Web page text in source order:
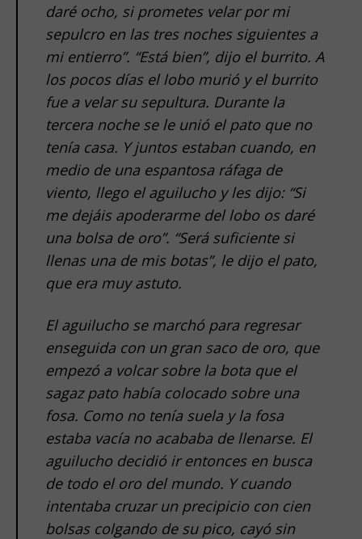
daré ocho, si prometes velar por mi
sepulcro en las tres noches siguientes a
mi entierro”. “Está bien”, dijo el burrito. A
los pocos días el lobo murió y el burrito
fue a velar su sepultura. Durante la
tercera noche se le unió el pato que no
tenía casa. Y juntos estaban cuando, en
medio de una espantosa ráfaga de
viento, llego el aguilucho y les dijo: “Si
me dejáis apoderarme del lobo os daré
una bolsa de oro”. “Será suficiente si
llenas una de mis botas”, le dijo el pato,
que era muy astuto.
El aguilucho se marchó para regresar
enseguida con un gran saco de oro, que
empezó a volcar sobre la bota que el
sagaz pato había colocado sobre una
fosa. Como no tenía suela y la fosa
estaba vacía no acababa de llenarse. El
aguilucho decidió ir entonces en busca
de todo el oro del mundo. Y cuando
intentaba cruzar un precipicio con cien
bolsas colgando de su pico, cayó sin